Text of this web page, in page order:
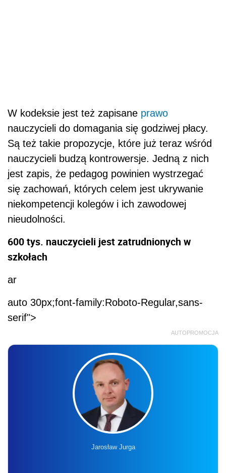
W kodeksie jest też zapisane prawo
nauczycieli do domagania się godziwej płacy.
Są też takie propozycje, które już teraz wśród
nauczycieli budzą kontrowersje. Jedną z nich
jest zapis, że pedagog powinien wystrzegać
się zachowań, których celem jest ukrywanie
niekompetencji kolegów i ich zawodowej
nieudolności.
600 tys. nauczycieli jest zatrudnionych w
szkołach
ar
auto 30px;font-family:Roboto-Regular,sans-
serif">
AUTOPROMOCJA
Jarosław Jurga